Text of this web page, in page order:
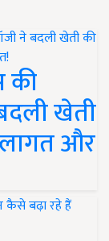
की
खेती
और